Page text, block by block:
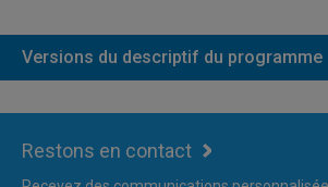
Versions du descriptif du programme
Restons en contact